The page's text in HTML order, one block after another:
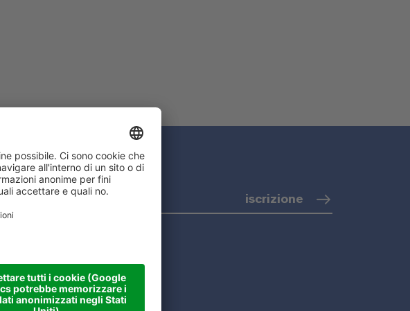
iscrizione